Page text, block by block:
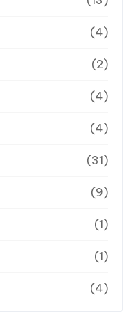
(4)
(2)
(4)
(4)
(31)
(9)
(1)
(1)
(4)